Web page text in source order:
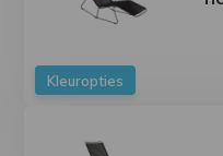
Kleuropties